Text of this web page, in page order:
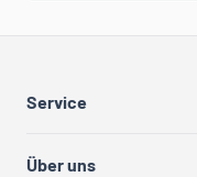
Service
Über uns